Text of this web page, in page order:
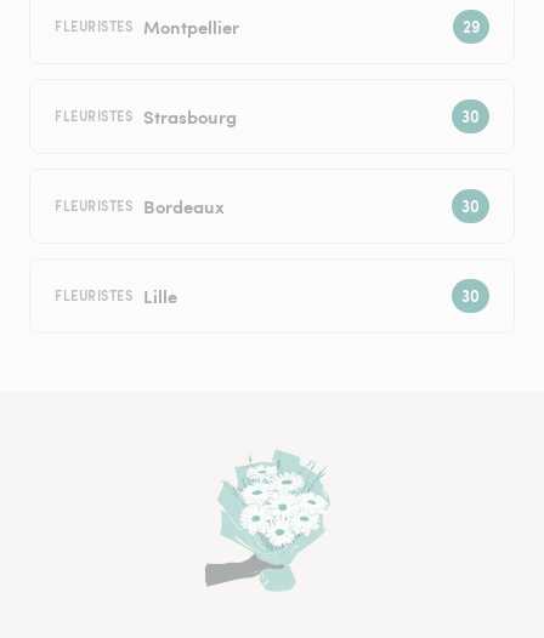
FLEURISTES Montpellier
FLEURISTES Strasbourg
FLEURISTES Bordeaux
FLEURISTES Lille